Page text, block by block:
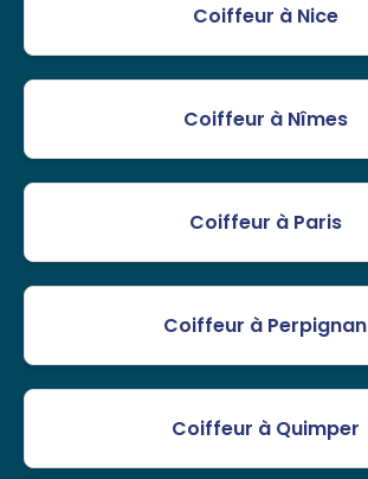
Coiffeur à Nice
Coiffeur à Nîmes
Coiffeur à Paris
Coiffeur à Perpignan
Coiffeur à Quimper